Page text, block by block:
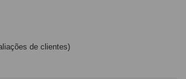
de clientes)